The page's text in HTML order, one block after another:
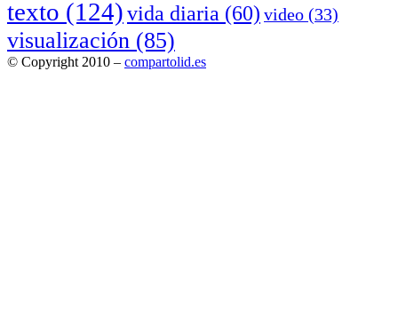
texto (124)vida diaria (60) video (33)
visualización (85)
© Copyright 2010 – compartolid.es